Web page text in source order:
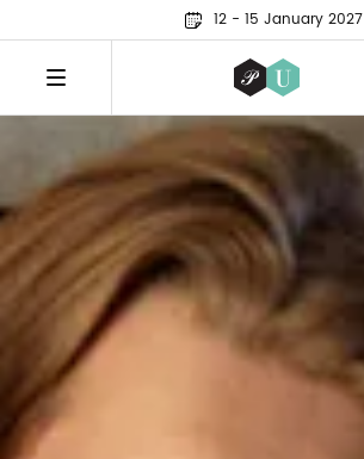
12 - 15 January 2027